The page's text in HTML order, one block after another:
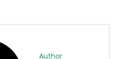
Author